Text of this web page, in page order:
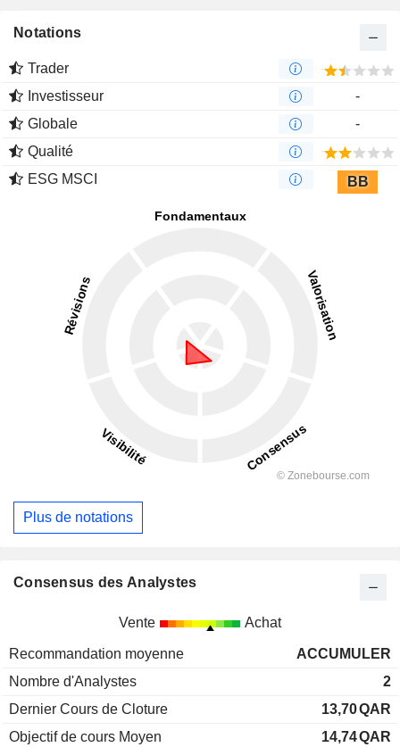
Notations
Trader
Investisseur
-
Globale
-
Qualité
ESG MSCI
BB
Plus de notations
Consensus des Analystes
Vente Achat
Recommandation moyenne
ACCUMULER
Nombre d'Analystes
2
Dernier Cours de Cloture
13,70QAR
Objectif de cours Moyen
14,74QAR